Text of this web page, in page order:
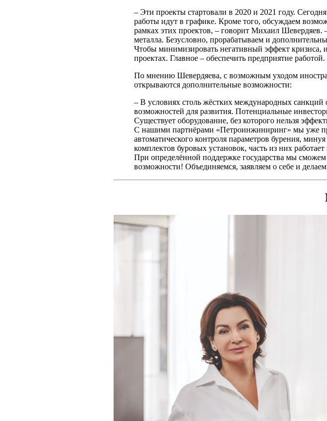
– Эти проекты стартовали в 2020 и 2021 году.
работы идут в графике. Кроме того, обсуждаем
рамках этих проектов, – говорит Михаил Шевердяев.
металла. Безусловно, прорабатываем и
Чтобы минимизировать негативный эффект кризиса,
проектах. Главное – обеспечить предприятие работой.
По мнению Шевердяева, с возможным уходом
открываются дополнительные возможности:
– В условиях столь жёстких международных
возможностей для развития. Потенциальные
Существует оборудование, без которого нельзя
С нашими партнёрами «Петроинжиниринг» мы уже
автоматического контроля параметров бурения,
комплектов буровых установок, часть из них
При определённой поддержке государства мы
возможности! Объединяемся, заявляем о себе и